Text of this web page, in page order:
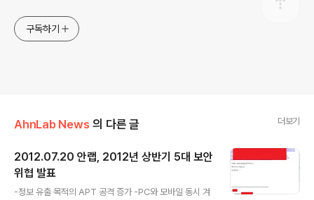
구독하기
AhnLab News 의 다른 글 더보기
2012.07.20 안랩, 2012년 상반기 5대 보안
위협 발표
-정보 유출 목적의 APT 공격 증가 -PC와 모바일 동시 겨